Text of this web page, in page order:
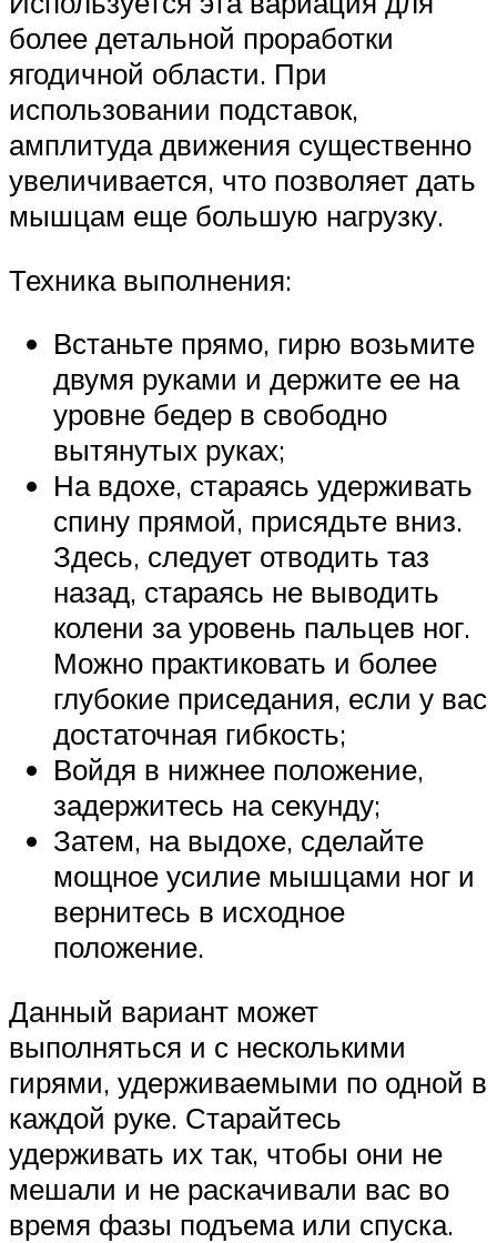
более детальной проработки
ягодичной области. При
использовании подставок,
амплитуда движения существенно
увеличивается, что позволяет дать
мышцам еще большую нагрузку.
Техника выполнения:
Встаньте прямо, гирю возьмите
двумя руками и держите ее на
уровне бедер в свободно
вытянутых руках;
На вдохе, стараясь удерживать
спину прямой, присядьте вниз.
Здесь, следует отводить таз
назад, стараясь не выводить
колени за уровень пальцев ног.
Можно практиковать и более
глубокие приседания, если у вас
достаточная гибкость;
Войдя в нижнее положение,
задержитесь на секунду;
Затем, на выдохе, сделайте
мощное усилие мышцами ног и
вернитесь в исходное
положение.
Данный вариант может
выполняться и с несколькими
гирями, удерживаемыми по одной в
каждой руке. Старайтесь
удерживать их так, чтобы они не
мешали и не раскачивали вас во
время фазы подъема или спуска.